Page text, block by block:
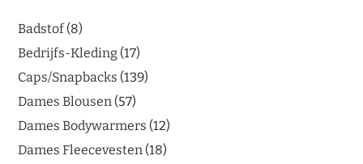
Badstof 8
Bedrijfs-Kleding 17
Caps/Snapbacks 139
Dames Blousen 57
Dames Bodywarmers 12
Dames Fleecevesten 18